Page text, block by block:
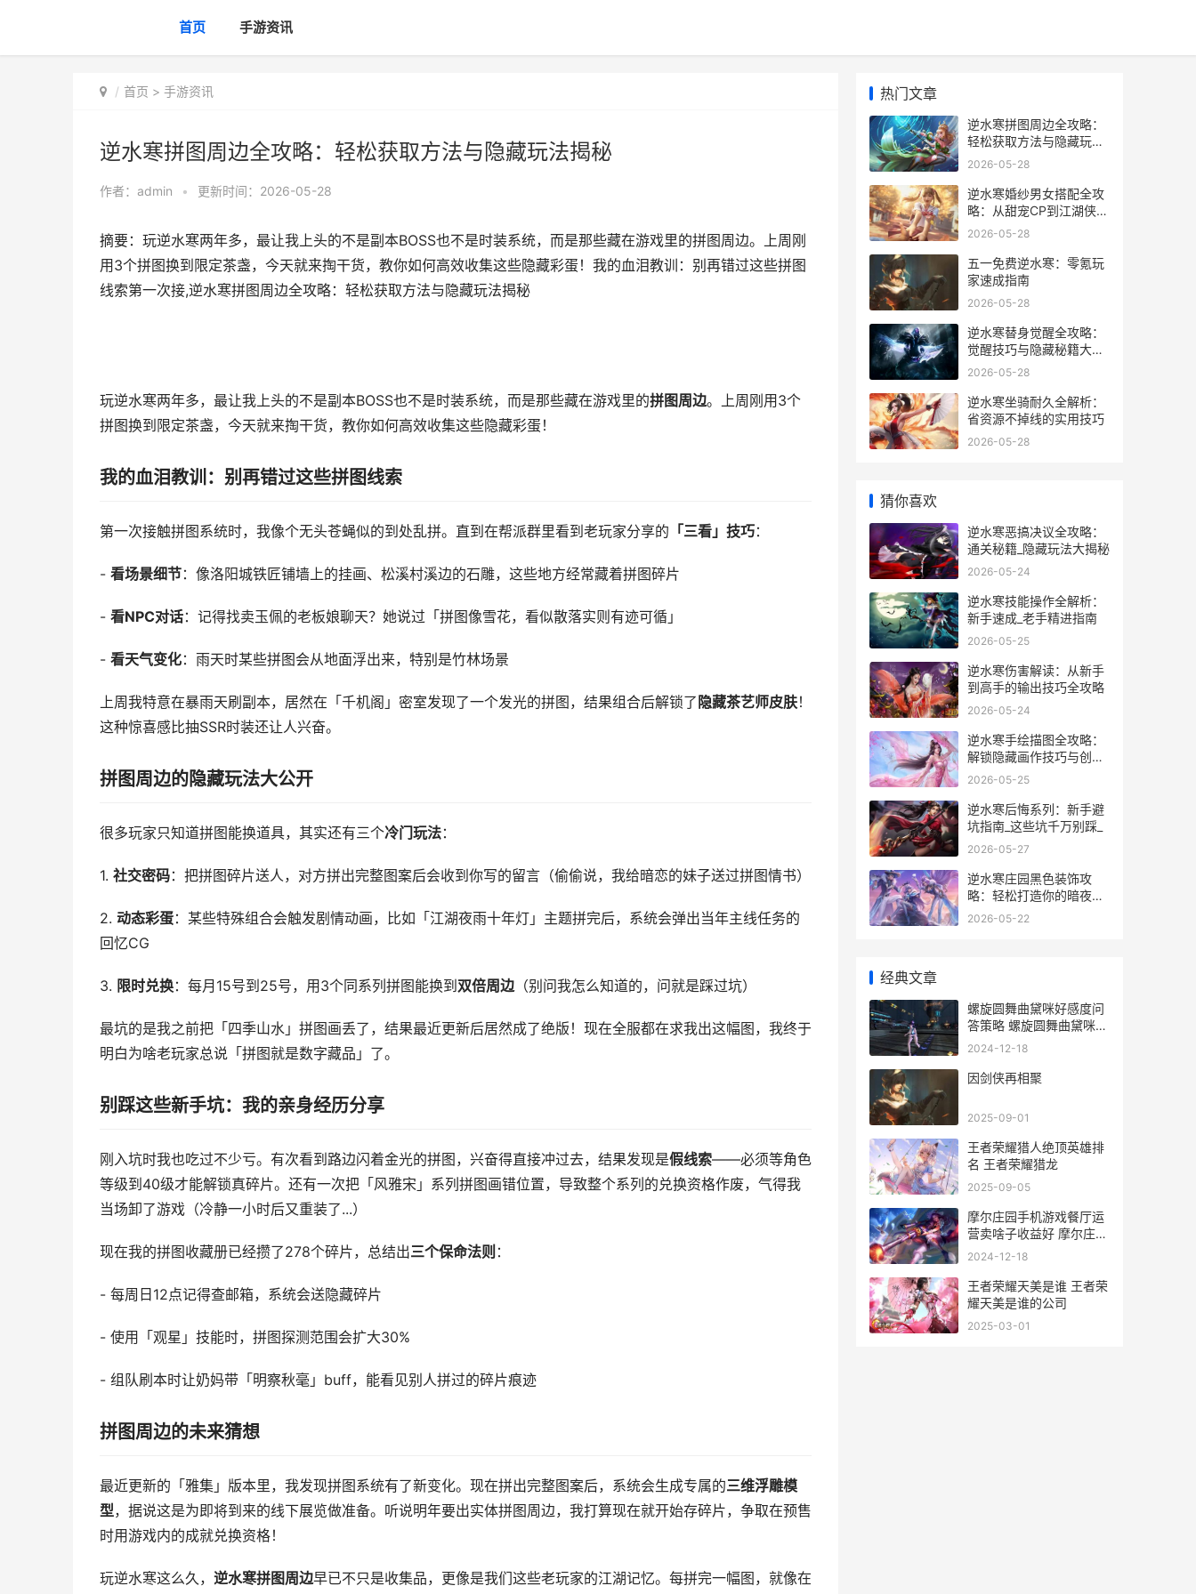
首页 手游资讯
首页 > 手游资讯
逆水寒拼图周边全攻略：轻松获取方法与隐藏玩法揭秘
作者： admin • 更新时间：2026-05-28
摘要：玩逆水寒两年多，最让我上头的不是副本BOSS也不是时装系统，而是那些藏在游戏里的拼图周边。上周刚
用3个拼图换到限定茶盏，今天就来掏干货，教你如何高效收集这些隐藏彩蛋！我的血泪教训：别再错过这些拼图
线索第一次接,逆水寒拼图周边全攻略：轻松获取方法与隐藏玩法揭秘
玩逆水寒两年多，最让我上头的不是副本BOSS也不是时装系统，而是那些藏在游戏里的拼图周边。上周刚用3个
拼图换到限定茶盏，今天就来掏干货，教你如何高效收集这些隐藏彩蛋！
我的血泪教训：别再错过这些拼图线索
第一次接触拼图系统时，我像个无头苍蝇似的到处乱拼。直到在帮派群里看到老玩家分享的 「三看」技巧：
- 看场景细节：像洛阳城铁匠铺墙上的挂画、松溪村溪边的石雕，这些地方经常藏着拼图碎片
- 看NPC对话：记得找卖玉佩的老板娘聊天？她说过「拼图像雪花，看似散落实则有迹可循」
- 看天气变化：雨天时某些拼图会从地面浮出来，特别是竹林场景
上周我特意在暴雨天刷副本，居然在「千机阁」密室发现了一个发光的拼图，结果组合后解锁了 隐藏茶艺师皮肤！
这种惊喜感比抽SSR时装还让人兴奋。
拼图周边的隐藏玩法大公开
很多玩家只知道拼图能换道具，其实还有三个冷门玩法：
1. 社交密码：把拼图碎片送人，对方拼出完整图案后会收到你写的留言（偷偷说，我给暗恋的妹子送过拼图情书）
2. 动态彩蛋：某些特殊组合会触发剧情动画，比如「江湖夜雨十年灯」主题拼完后，系统会弹出当年主线任务的
回忆CG
3. 限时兑换：每月15号到25号，用3个同系列拼图能换到 双倍周边（别问我怎么知道的，问就是踩过坑）
最坑的是我之前把「四季山水」拼图画丢了，结果最近更新后居然成了绝版！现在全服都在求我出这幅图，我终于
明白为啥老玩家总说「拼图就是数字藏品」了。
别踩这些新手坑：我的亲身经历分享
刚入坑时我也吃过不少亏。有次看到路边闪着金光的拼图，兴奋得直接冲过去，结果发现是假线索——必须等角色
等级到40级才能解锁真碎片。还有一次把「风雅宋」系列拼图画错位置，导致整个系列的兑换资格作废，气得我
当场卸了游戏（冷静一小时后又重装了...）
现在我的拼图收藏册已经攒了278个碎片，总结出三个保命法则 ：
- 每周日12点记得查邮箱，系统会送隐藏碎片
- 使用「观星」技能时，拼图探测范围会扩大30%
- 组队刷本时让奶妈带「明察秋毫」buff，能看见别人拼过的碎片痕迹
拼图周边的未来猜想
最近更新的「雅集」版本里，我发现拼图系统有了新变化。现在拼出完整图案后，系统会生成专属的三维浮雕模
型，据说这是为即将到来的线下展览做准备。听说明年要出实体拼图周边，我打算现在就开始存碎片，争取在预售
时用游戏内的成就兑换资格！
玩逆水寒这么久， 逆水寒拼图周边早已不只是收集品，更像是我们这些老玩家的江湖记忆。每拼完一幅图，就像在
热门文章
逆水寒拼图周边全攻略：
轻松获取方法与隐藏玩法
揭秘
2026-05-28
逆水寒婚纱男女搭配全攻
略：从甜宠CP到江湖侠侣
的浪漫秘籍
2026-05-28
五一免费逆水寒：零氪玩
家速成指南
2026-05-28
逆水寒替身觉醒全攻略：
觉醒技巧与隐藏秘籍大揭
秘
2026-05-28
逆水寒坐骑耐久全解析：
省资源不掉线的实用技巧
2026-05-28
猜你喜欢
逆水寒恶搞决议全攻略：
通关秘籍_隐藏玩法大揭秘
2026-05-24
逆水寒技能操作全解析：
新手速成_老手精进指南
2026-05-25
逆水寒伤害解读：从新手
到高手的输出技巧全攻略
2026-05-24
逆水寒手绘描图全攻略：
解锁隐藏画作技巧与创作
心得
2026-05-25
逆水寒后悔系列：新手避
坑指南_这些坑千万别踩_
2026-05-27
逆水寒庄园黑色装饰攻
略：轻松打造你的暗夜秘
境
2026-05-22
经典文章
螺旋圆舞曲黛咪好感度问
答策略 螺旋圆舞曲黛咪的
来访
2024-12-18
因剑侠再相聚
2025-09-01
王者荣耀猎人绝顶英雄排
名 王者荣耀猎龙
2025-09-05
摩尔庄园手机游戏餐厅运
营卖啥子收益好 摩尔庄园
手游版小游戏
2024-12-18
王者荣耀天美是谁 王者荣
耀天美是谁的公司
2025-03-01